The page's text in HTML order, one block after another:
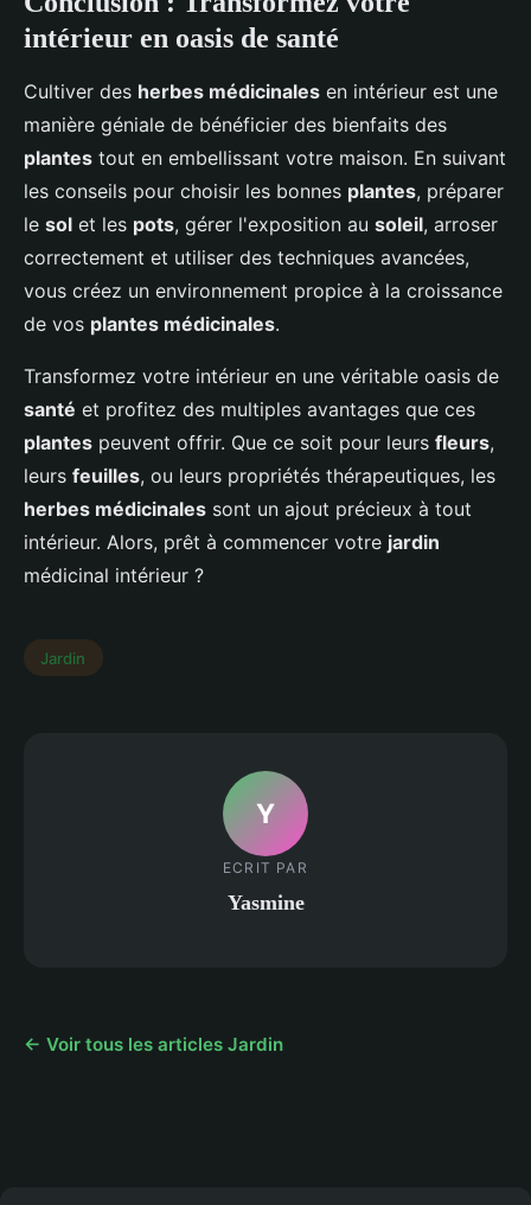
intérieur en oasis de santé
Cultiver des herbes médicinales en intérieur est une
manière géniale de bénéficier des bienfaits des
plantes tout en embellissant votre maison. En suivant
les conseils pour choisir les bonnes plantes, préparer
le sol et les pots, gérer l'exposition au soleil, arroser
correctement et utiliser des techniques avancées,
vous créez un environnement propice à la croissance
de vos plantes médicinales.
Transformez votre intérieur en une véritable oasis de
santé et profitez des multiples avantages que ces
plantes peuvent offrir. Que ce soit pour leurs fleurs,
leurs feuilles, ou leurs propriétés thérapeutiques, les
herbes médicinales sont un ajout précieux à tout
intérieur. Alors, prêt à commencer votre jardin
médicinal intérieur ?
Jardin
Y
ECRIT PAR
Yasmine
← Voir tous les articles Jardin